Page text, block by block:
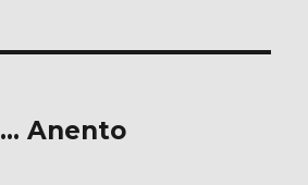
Anento